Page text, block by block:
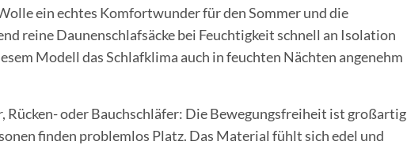
ein echtes Komfortwunder für den Sommer und die
reine Daunenschlafsäcke bei Feuchtigkeit schnell an Isolation
Modell das Schlafklima auch in feuchten Nächten angenehm
Rücken- oder Bauchschläfer: Die Bewegungsfreiheit ist großartig
finden problemlos Platz. Das Material fühlt sich edel und